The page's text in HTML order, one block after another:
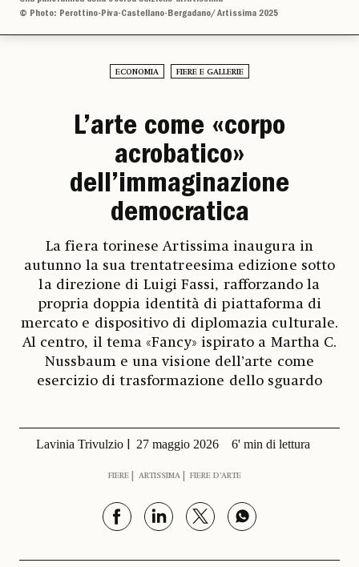
© Photo: Perottino-Piva-Castellano-Bergadano/ Artissima 2025
ECONOMIA FIERE E GALLERIE
L’arte come «corpo
acrobatico»
dell’immaginazione
democratica
La fiera torinese Artissima inaugura in
autunno la sua trentatreesima edizione sotto
la direzione di Luigi Fassi, rafforzando la
propria doppia identità di piattaforma di
mercato e dispositivo di diplomazia culturale.
Al centro, il tema «Fancy» ispirato a Martha C.
Nussbaum e una visione dell’arte come
esercizio di trasformazione dello sguardo
Lavinia Trivulzio 27 maggio 2026 6' min di lettura
FIERE ARTISSIMA FIERE D’ARTE